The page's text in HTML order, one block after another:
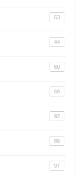
63
44
60
69
92
86
97